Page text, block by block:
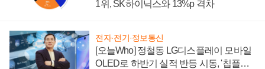
1위, SK하이닉스와 13%p 격차
전자·전기·정보통신
[오늘Who] 정철동 LG디스플레이 모바일
OLED로 하반기 실적 반등 시동, '칩플레